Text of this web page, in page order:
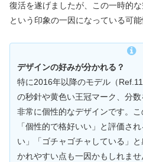
復活を遂げましたが、この一時的
という印象の一因になっている可能
デザインの好みが分かれる？
特に2016年以降のモデル（
の秒針や黄色い王冠マーク、分数
非常に個性的なデザインです。
「個性的で格好いい」と評価さ
い」「ゴチャゴチャしている」
かれやすい点も一因かもしれませ